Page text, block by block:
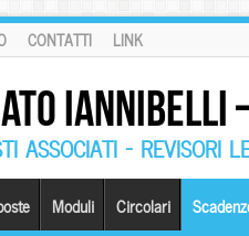
CONTATTI LINK
ASSOCIATI – REVISORI
Moduli Circolari